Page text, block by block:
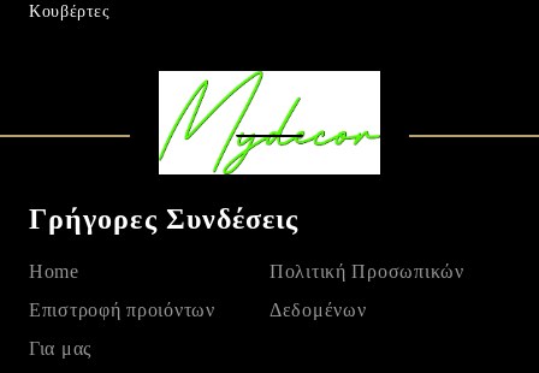
Κουβέρτες
Γρήγορες Συνδέσεις
Home
Eπιστροφή προιόντων
Για μας
Πολιτική Προσωπικών
Δεδομένων